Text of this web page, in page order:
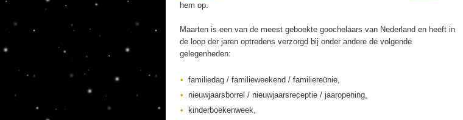
hem op.
Maarten is een van de meest geboekte goochelaars van Nederland en heeft in
de loop der jaren optredens verzorgd bij onder andere de volgende
gelegenheden:
familiedag / familieweekend / familiereünie,
nieuwjaarsborrel / nieuwjaarsreceptie / jaaropening,
kinderboekenweek,